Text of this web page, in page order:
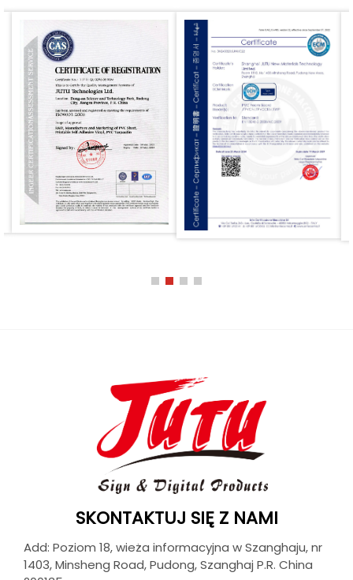
SKONTAKTUJ SIĘ Z NAMI
Add: Poziom 18, wieża informacyjna w Szanghaju, nr
1403, Minsheng Road, Pudong, Szanghaj P.R. China